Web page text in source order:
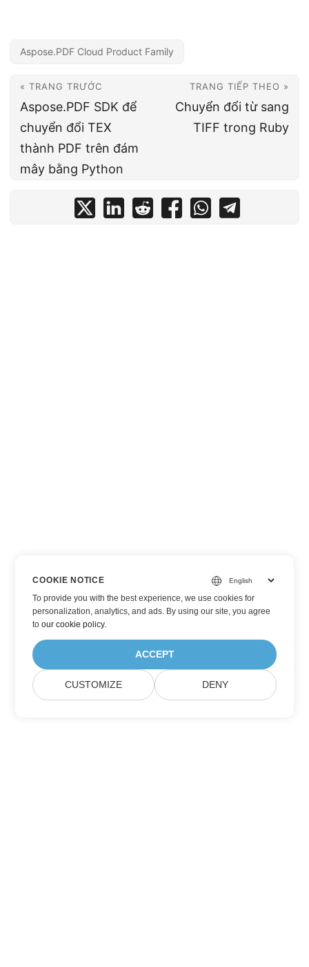
Aspose.PDF Cloud Product Family
« TRANG TRƯỚC
Aspose.PDF SDK để
chuyển đổi TEX
thành PDF trên đám
mây bằng Python
TRANG TIẾP THEO »
Chuyển đổi từ sang
TIFF trong Ruby
COOKIE NOTICE
To provide you with the best experience, we use cookies for
personalization, analytics, and ads. By using our site, you agree
toour cookie policy.
ACCEPT
CUSTOMIZE DENY